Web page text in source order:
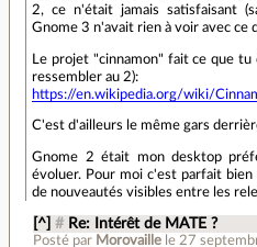
2, ce n'était jamais satisfaisant
Gnome 3 n'avait rien à voir avec ce
Le projet "cinnamon" fait ce que
ressembler au 2):
https://en.wikipedia.org/wiki/
C'est d'ailleurs le même gars
Gnome 2 était mon desktop
évoluer. Pour moi c'est parfait
de nouveautés visibles entre les
[^] # Re: Intérêt de MATE ?
Posté par Morovaille le 27